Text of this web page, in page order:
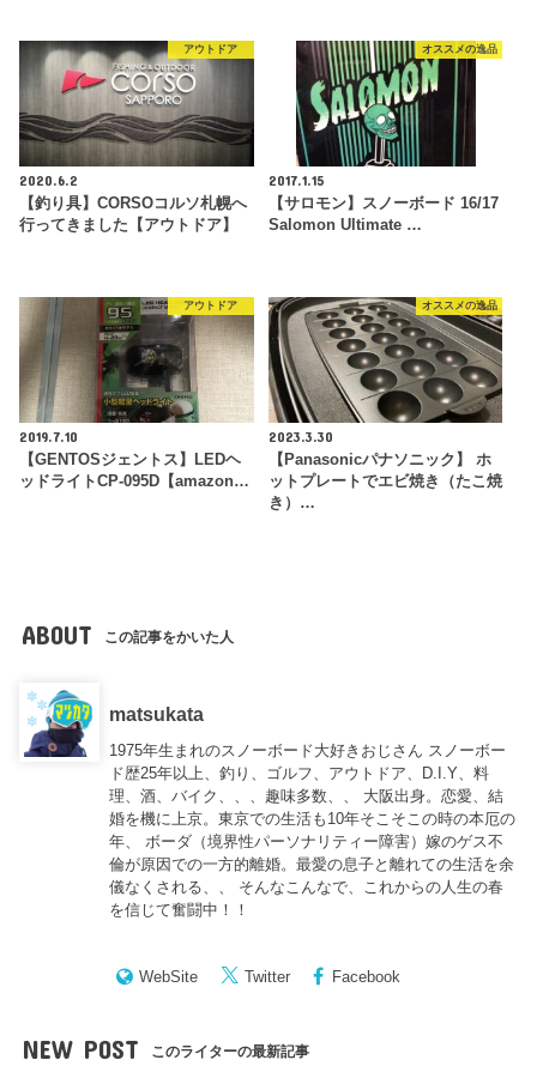
アウトドア
2020.6.2
【釣り具】CORSOコルソ札幌へ
行ってきました【アウトドア】
オススメの逸品
2017.1.15
【サロモン】スノーボード 16/17
Salomon Ultimate …
アウトドア
2019.7.10
【GENTOSジェントス】LEDヘ
ッドライトCP-095D【amazon…
オススメの逸品
2023.3.30
【Panasonicパナソニック】 ホ
ットプレートでエビ焼き（たこ焼
き）…
ABOUT この記事をかいた人
matsukata
1975年生まれのスノーボード大好きおじさん スノーボー
ド歴25年以上、釣り、ゴルフ、アウトドア、D.I.Y、料
理、酒、バイク、、、趣味多数、、 大阪出身。恋愛、結
婚を機に上京。東京での生活も10年そこそこの時の本厄の
年、 ボーダ（境界性パーソナリティー障害）嫁のゲス不
倫が原因での一方的離婚。最愛の息子と離れての生活を余
儀なくされる、、 そんなこんなで、これからの人生の春
を信じて奮闘中！！
WebSite Twitter Facebook
NEW POST このライターの最新記事